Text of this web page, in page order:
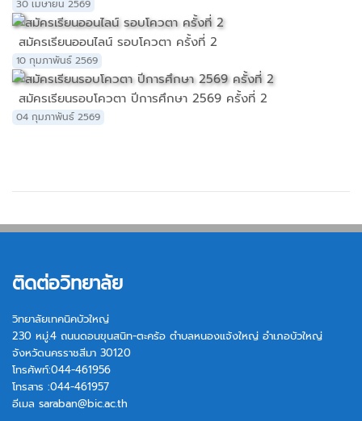
30 เมษายน 2569
สมัครเรียนออนไลน์ รอบโควตา ครั้งที่ 2
10 กุมภาพันธ์ 2569
สมัครเรียนรอบโควตา ปีการศึกษา 2569 ครั้งที่ 2
04 กุมภาพันธ์ 2569
ติดต่อวิทยาลัย
วิทยาลัยเทคนิคบัวใหญ่
230 หมู่.4 ถนนดอนขุนสนิท-ตะคร้อ ตำบลหนองแจ้งใหญ่ อำเภอบัวใหญ่
จังหวัดนครราชสีมา 30120
โทรศัพท์:044-461956
โทรสาร :044-461957
อีเมล saraban@bic.ac.th